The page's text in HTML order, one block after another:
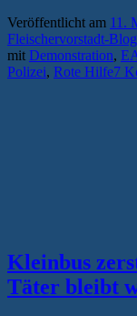
Post
Veröffentlicht am 11.
Fleischervorstadt-Blog
mit Demonstration,
Polizei, Rote Hilfe7
Kleinbus
Täter bleibt